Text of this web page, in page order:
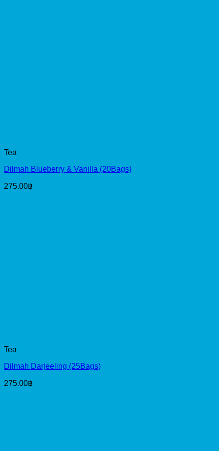
Tea
Dilmah Blueberry & Vanilla (20Bags)
275.00฿
Tea
Dilmah Darjeeling (25Bags)
275.00฿